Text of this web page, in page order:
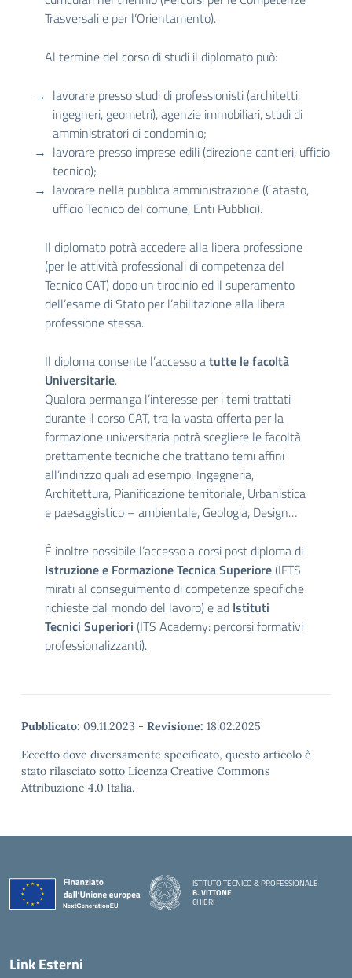
Trasversali e per l’Orientamento).
Al termine del corso di studi il diplomato può:
lavorare presso studi di professionisti (architetti,
ingegneri, geometri), agenzie immobiliari, studi di
amministratori di condominio;
lavorare presso imprese edili (direzione cantieri, ufficio
tecnico);
lavorare nella pubblica amministrazione (Catasto,
ufficio Tecnico del comune, Enti Pubblici).
Il diplomato potrà accedere alla libera professione
(per le attività professionali di competenza del
Tecnico CAT) dopo un tirocinio ed il superamento
dell’esame di Stato per l’abilitazione alla libera
professione stessa.
Il diploma consente l’accesso atutte le facoltà
Universitarie.
Qualora permanga l’interesse per i temi trattati
durante il corso CAT, tra la vasta offerta per la
formazione universitaria potrà scegliere le facoltà
prettamente tecniche che trattano temi affini
all’indirizzo quali ad esempio: Ingegneria,
Architettura, Pianificazione territoriale, Urbanistica
e paesaggistico – ambientale, Geologia, Design…
È inoltre possibile l’accesso a corsi post diploma di
Istruzione e Formazione Tecnica Superiore (IFTS
mirati al conseguimento di competenze specifiche
richieste dal mondo del lavoro) e ad Istituti
Tecnici Superiori (ITS Academy: percorsi formativi
professionalizzanti).
Pubblicato: 09.11.2023 - Revisione: 18.02.2025
Eccetto dove diversamente specificato, questo articolo è
stato rilasciato sotto Licenza Creative Commons
Attribuzione 4.0 Italia.
ISTITUTO TECNICO & PROFESSIONALE
B. VITTONE
CHIERI
Link Esterni